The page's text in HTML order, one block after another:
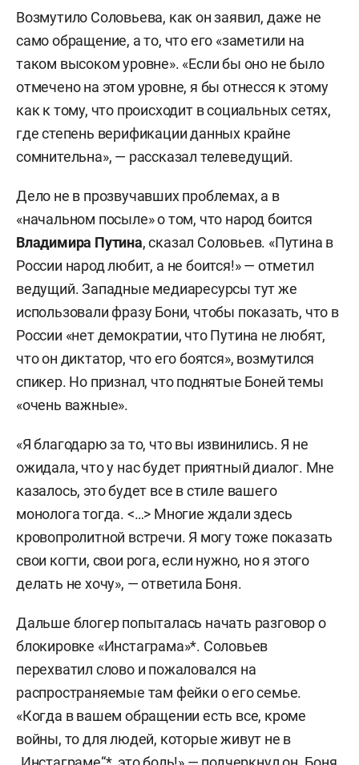
Возмутило Соловьева, как он заявил, даже не
само обращение, а то, что его «заметили на
таком высоком уровне». «Если бы оно не было
отмечено на этом уровне, я бы отнесся к этому
как к тому, что происходит в социальных сетях,
где степень верификации данных крайне
сомнительна», — рассказал телеведущий.
Дело не в прозвучавших проблемах, а в
«начальном посыле» о том, что народ боится
Владимира Путина, сказал Соловьев. «Путина в
России народ любит, а не боится!» — отметил
ведущий. Западные медиаресурсы тут же
использовали фразу Бони, чтобы показать, что в
России «нет демократии, что Путина не любят,
что он диктатор, что его боятся», возмутился
спикер. Но признал, что поднятые Боней темы
«очень важные».
«Я благодарю за то, что вы извинились. Я не
ожидала, что у нас будет приятный диалог. Мне
казалось, это будет все в стиле вашего
монолога тогда. <…> Многие ждали здесь
кровопролитной встречи. Я могу тоже показать
свои когти, свои рога, если нужно, но я этого
делать не хочу», — ответила Боня.
Дальше блогер попыталась начать разговор о
блокировке «Инстаграма»*. Соловьев
перехватил слово и пожаловался на
распространяемые там фейки о его семье.
«Когда в вашем обращении есть все, кроме
войны, то для людей, которые живут не в